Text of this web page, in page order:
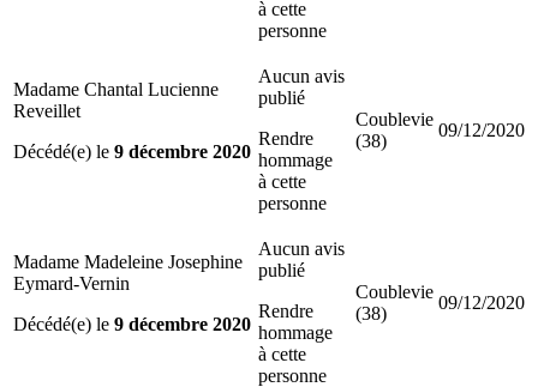
à cette
personne
Madame Chantal Lucienne
Reveillet
Décédé(e) le 9 décembre 2020
Aucun avis
publié
Rendre
hommage
à cette
personne
Coublevie
(38)
09/12/2020
Madame Madeleine Josephine
Eymard-Vernin
Décédé(e) le 9 décembre 2020
Aucun avis
publié
Rendre
hommage
à cette
personne
Coublevie
(38)
09/12/2020